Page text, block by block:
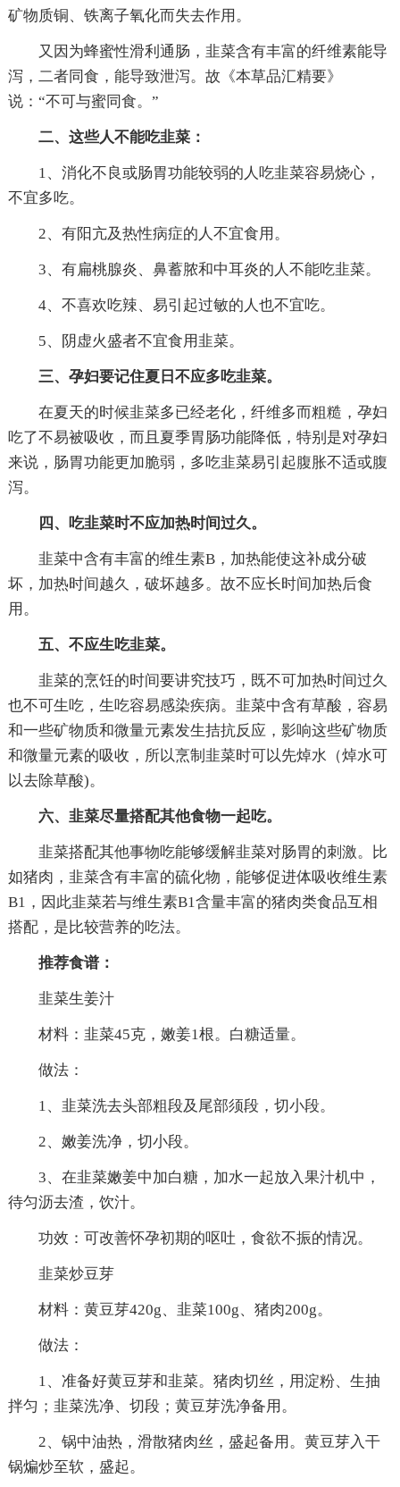
矿物质铜、铁离子氧化而失去作用。
又因为蜂蜜性滑利通肠，韭菜含有丰富的纤维素能导
泻，二者同食，能导致泄泻。故《本草品汇精要》
说：“不可与蜜同食。”
二、这些人不能吃韭菜：
1、消化不良或肠胃功能较弱的人吃韭菜容易烧心，
不宜多吃。
2、有阳亢及热性病症的人不宜食用。
3、有扁桃腺炎、鼻蓄脓和中耳炎的人不能吃韭菜。
4、不喜欢吃辣、易引起过敏的人也不宜吃。
5、阴虚火盛者不宜食用韭菜。
三、孕妇要记住夏日不应多吃韭菜。
在夏天的时候韭菜多已经老化，纤维多而粗糙，孕妇
吃了不易被吸收，而且夏季胃肠功能降低，特别是对孕妇
来说，肠胃功能更加脆弱，多吃韭菜易引起腹胀不适或腹
泻。
四、吃韭菜时不应加热时间过久。
韭菜中含有丰富的维生素B，加热能使这补成分破
坏，加热时间越久，破坏越多。故不应长时间加热后食
用。
五、不应生吃韭菜。
韭菜的烹饪的时间要讲究技巧，既不可加热时间过久
也不可生吃，生吃容易感染疾病。韭菜中含有草酸，容易
和一些矿物质和微量元素发生拮抗反应，影响这些矿物质
和微量元素的吸收，所以烹制韭菜时可以先焯水（焯水可
以去除草酸)。
六、韭菜尽量搭配其他食物一起吃。
韭菜搭配其他事物吃能够缓解韭菜对肠胃的刺激。比
如猪肉，韭菜含有丰富的硫化物，能够促进体吸收维生素
B1，因此韭菜若与维生素B1含量丰富的猪肉类食品互相
搭配，是比较营养的吃法。
推荐食谱：
韭菜生姜汁
材料：韭菜45克，嫩姜1根。白糖适量。
做法：
1、韭菜洗去头部粗段及尾部须段，切小段。
2、嫩姜洗净，切小段。
3、在韭菜嫩姜中加白糖，加水一起放入果汁机中，
待匀沥去渣，饮汁。
功效：可改善怀孕初期的呕吐，食欲不振的情况。
韭菜炒豆芽
材料：黄豆芽420g、韭菜100g、猪肉200g。
做法：
1、准备好黄豆芽和韭菜。猪肉切丝，用淀粉、生抽
拌匀；韭菜洗净、切段；黄豆芽洗净备用。
2、锅中油热，滑散猪肉丝，盛起备用。黄豆芽入干
锅煸炒至软，盛起。